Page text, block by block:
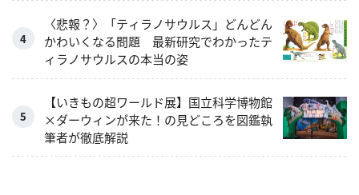
〈悲報？〉「ティラノサウルス」どんどん
かわいくなる問題 最新研究でわかったテ
ィラノサウルスの本当の姿
【いきもの超ワールド展】国立科学博物館
×ダーウィンが来た！の見どころを図鑑執
筆者が徹底解説